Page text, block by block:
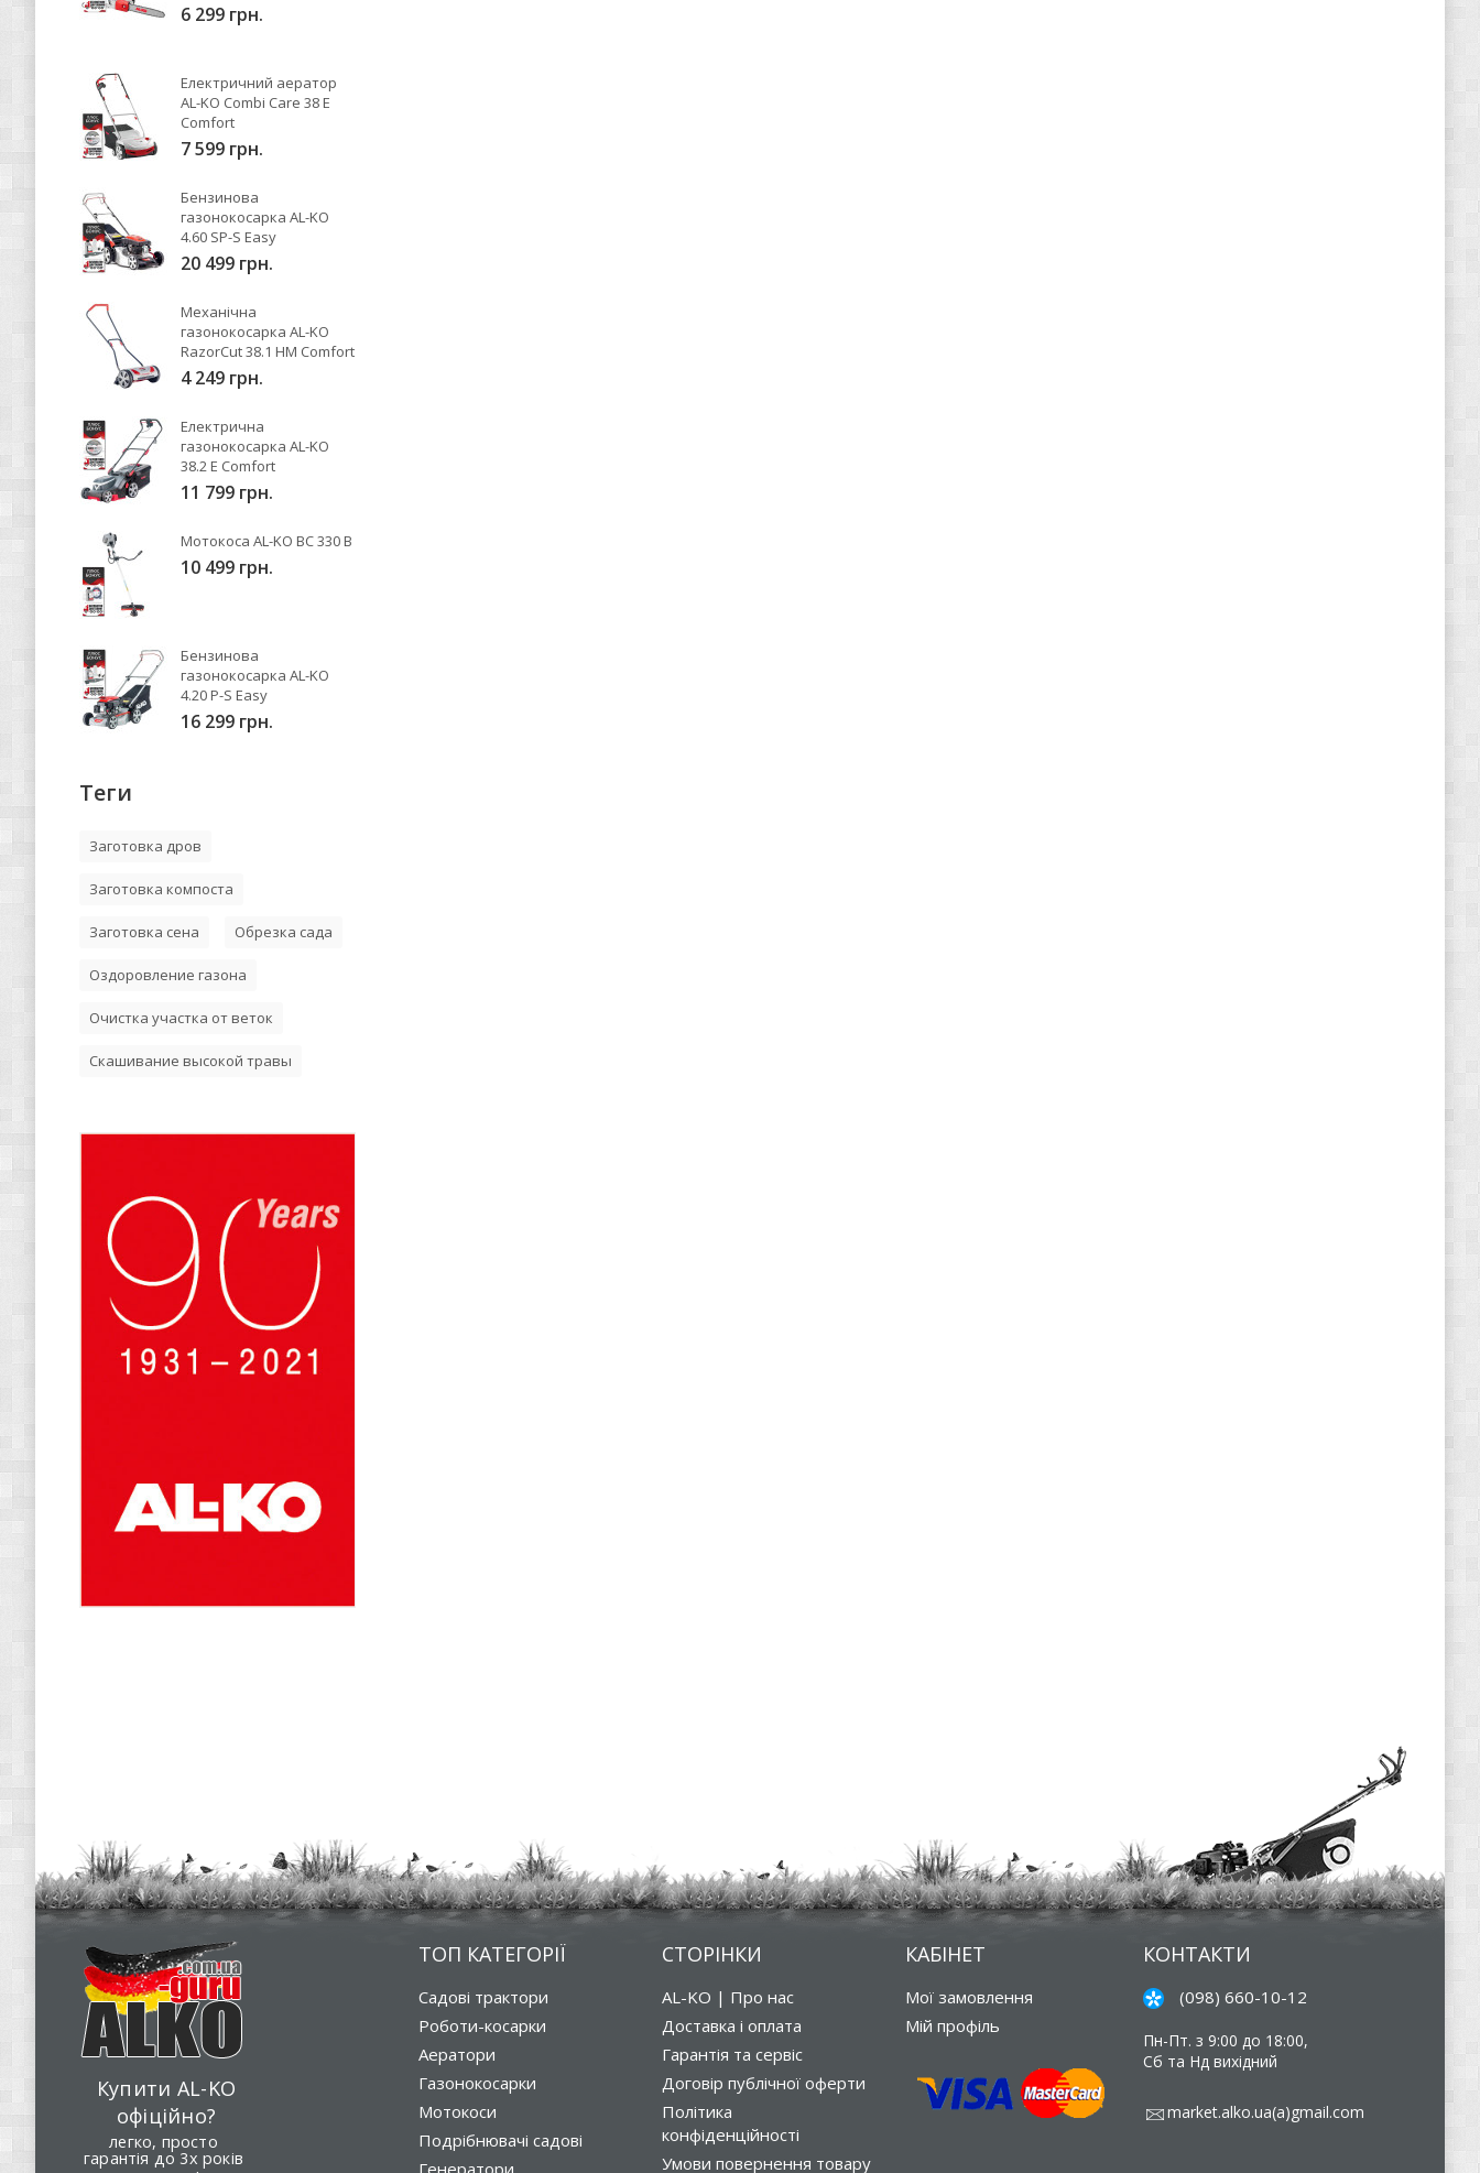
6 299 грн.
Електричний аератор
AL-KO Combi Care 38 E
Comfort
7 599 грн.
Бензинова
газонокосарка AL-KO
4.60 SP-S Easy
20 499 грн.
Механічна
газонокосарка AL-KO
RazorCut 38.1 HM Comfort
4 249 грн.
Електрична
газонокосарка AL-KO
38.2 E Comfort
11 799 грн.
Мотокоса AL-KO BC 330 B
10 499 грн.
Бензинова
газонокосарка AL-KO
4.20 P-S Easy
16 299 грн.
Теги
Заготовка дров
Заготовка компоста
Заготовка сена Обрезка сада
Оздоровление газона
Очистка участка от веток
Скашивание высокой травы
Купити AL-KO
офіційно?
легко, просто
гарантія до 3х років
ТОП КАТЕГОРІЇ
Садові трактори
Роботи-косарки
Аератори
Газонокосарки
Мотокоси
Подрібнювачі садові
СТОРІНКИ
AL-KO | Про нас
Доставка і оплата
Гарантія та сервіс
Договір публічної оферти
Політика
конфіденційності
Умови повернення товару
КАБІНЕТ
Мої замовлення
Мій профіль
КОНТАКТИ
(098) 660-10-12
Пн-Пт. з 9:00 до 18:00,
Сб та Нд вихідний
market.alko.ua(a)gmail.com